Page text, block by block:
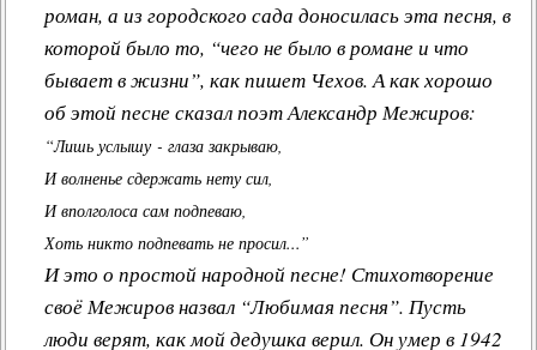
роман, а из городского сада доносилась эта песня, в
которой было то, “чего не было в романе и что
бывает в жизни”, как пишет Чехов. А как хорошо
об этой песне сказал поэт Александр Межиров:
“Лишь услышу - глаза закрываю,
И волненье сдержать нету сил,
И вполголоса сам подпеваю,
Хоть никто подпевать не просил...”
И это о простой народной песне! Стихотворение
своё Межиров назвал “Любимая песня”. Пусть
люди верят, как мой дедушка верил. Он умер в 1942